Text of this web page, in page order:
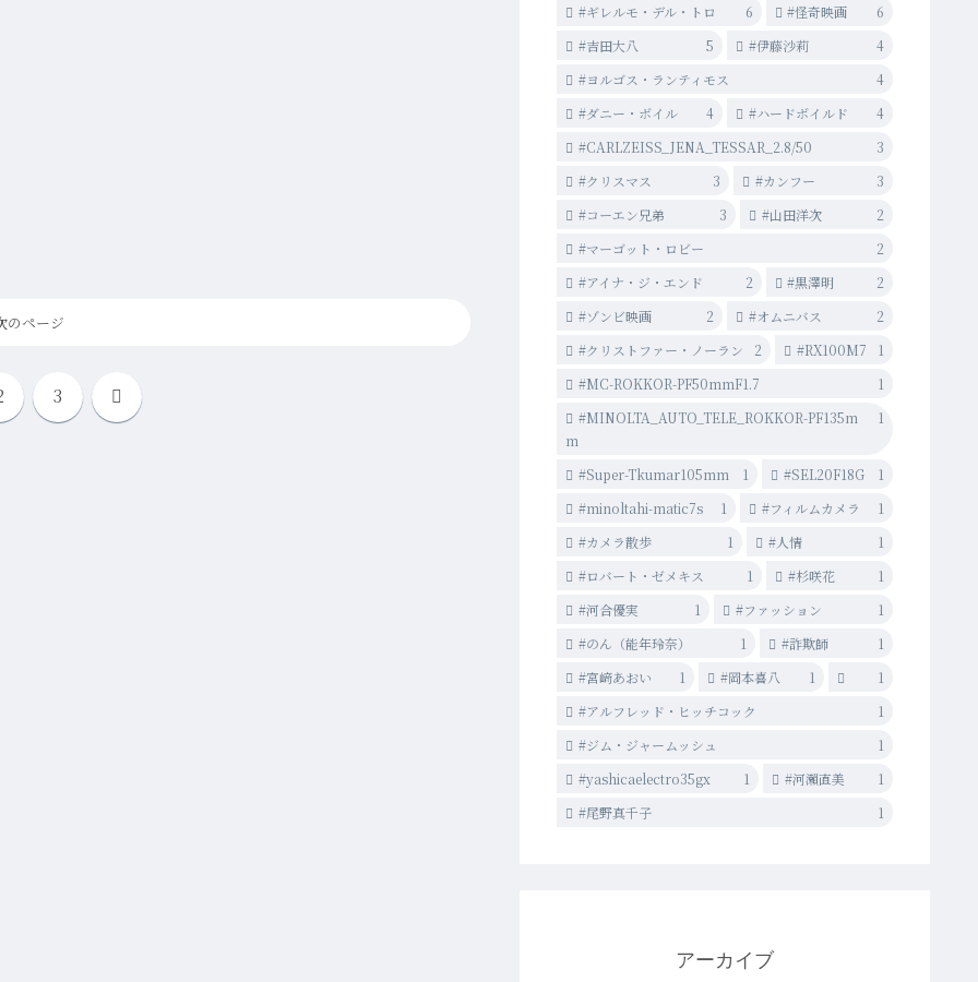
のページ
3
次
#ギレルモ・デル・トロ
6 #怪奇映画
6
#吉田大八
5 #伊藤沙莉
4
#ヨルゴス・ランティモス
4
#ダニー・ボイル
4 #ハードボイルド
4
#CARLZEISS_JENA_TESSAR_2.8/50
3
#クリスマス
3 #カンフー
3
#コーエン兄弟
3 #山田洋次
2
#マーゴット・ロビー
2
#アイナ・ジ・エンド
2 #黒澤明
2
#ゾンビ映画
2 #オムニバス
2
#クリストファー・ノーラン
2 #RX100M7
1
#MC-ROKKOR-PF50mmF1.7
1
#MINOLTA_AUTO_TELE_ROKKOR-PF135m
m
1
#Super-Tkumar105mm 1 #SEL20F18G
1
#minoltahi-matic7s
1 #フィルムカメラ
1
#カメラ散歩
1 #人情
1
#ロバート・ゼメキス
1 #杉咲花
1
#河合優実
1 #ファッション
1
#のん（能年玲奈）
1 #詐欺師
1
#宮﨑あおい
1 #岡本喜八 1
1
#アルフレッド・ヒッチコック
1
#ジム・ジャームッシュ
1
#yashicaelectro35gx
1 #河瀨直美
1
#尾野真千子
1
アーカイブ